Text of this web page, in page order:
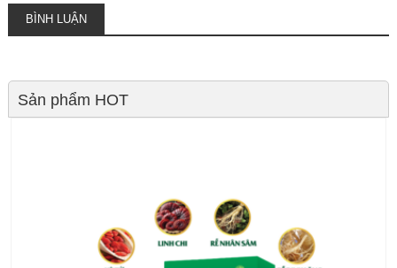
BÌNH LUẬN
Sản phẩm HOT